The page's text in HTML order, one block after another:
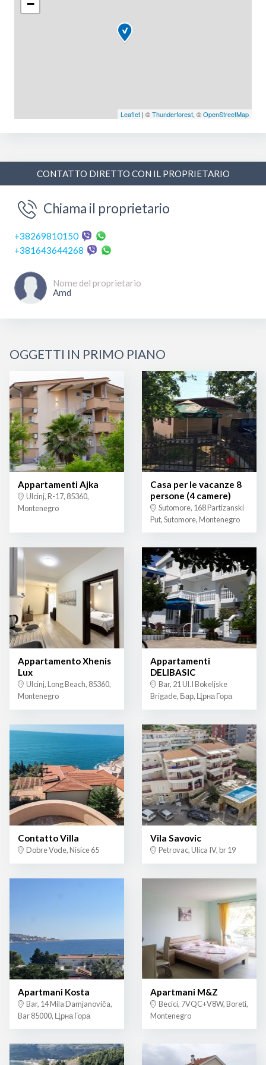
Vila se nalazi na odličnoj lokaciji – samo 300 metara od
mora, u mirnom okruženju, a u blizini su i prodavnice,
−
Leaflet | ©Thunderforest, ©OpenStreetMap
CONTATTO DIRETTO CON IL PROPRIETARIO
Chiama il proprietario
+38269810150
+381643644268
Nome del proprietario
Amd
OGGETTI IN PRIMO PIANO
Appartamenti Ajka
Ulcinj, R-17, 85360,
Montenegro
Casa per le vacanze 8
persone (4 camere)
Sutomore, 168 Partizanski
Put, Sutomore, Montenegro
Appartamento Xhenis
Lux
Ulcinj, Long Beach, 85360,
Montenegro
Appartamenti
DELIBASIC
Bar, 21 Ul.I Bokeljske
Brigade, Бар, Црна Гора
Contatto Villa
Dobre Vode, Nisice 65
Vila Savovic
Petrovac, Ulica IV, br 19
Apartmani Kosta
Bar, 14 Mila Damjanoviča,
Bar 85000, Црна Гора
Apartmani M&Z
Becici, 7VQC+V8W, Boreti,
Montenegro